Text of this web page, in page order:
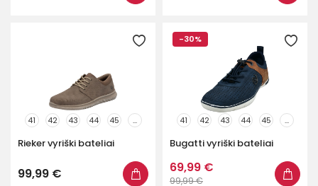
41 42 43 44 45 ...
Rieker vyriški bateliai
99,99 €
-30%
41 42 43 44 45 ...
Bugatti vyriški bateliai
69,99 €
99,99 €